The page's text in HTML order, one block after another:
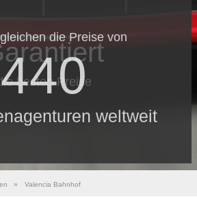
die Preise von
440
weltweit
besten Preise
» Valencia Bahnhof